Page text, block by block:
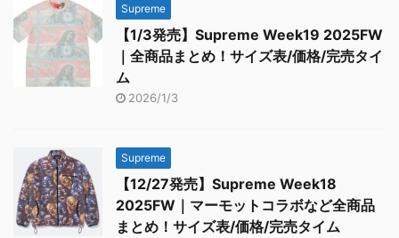
Supreme
【1/3発売】Supreme Week19 2025FW
｜全商品まとめ！サイズ表/価格/完売タイ
ム
2026/1/3
Supreme
【12/27発売】Supreme Week18
2025FW｜マーモットコラボなど全商品
まとめ！サイズ表/価格/完売タイム